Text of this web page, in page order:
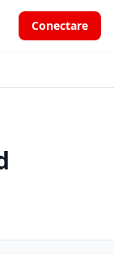
Conectare